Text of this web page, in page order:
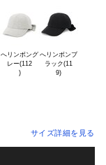
へリンボング
レー(112
)
へリンボンブ
ラック(11
サイズ詳細を見る